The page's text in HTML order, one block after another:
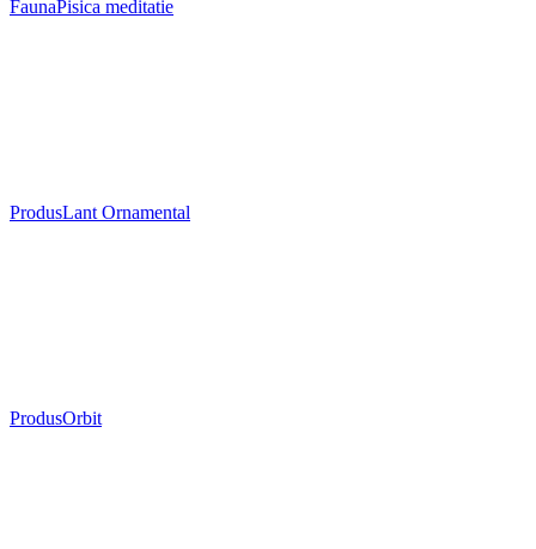
FaunaPisica meditatie
ProdusLant Ornamental
ProdusOrbit